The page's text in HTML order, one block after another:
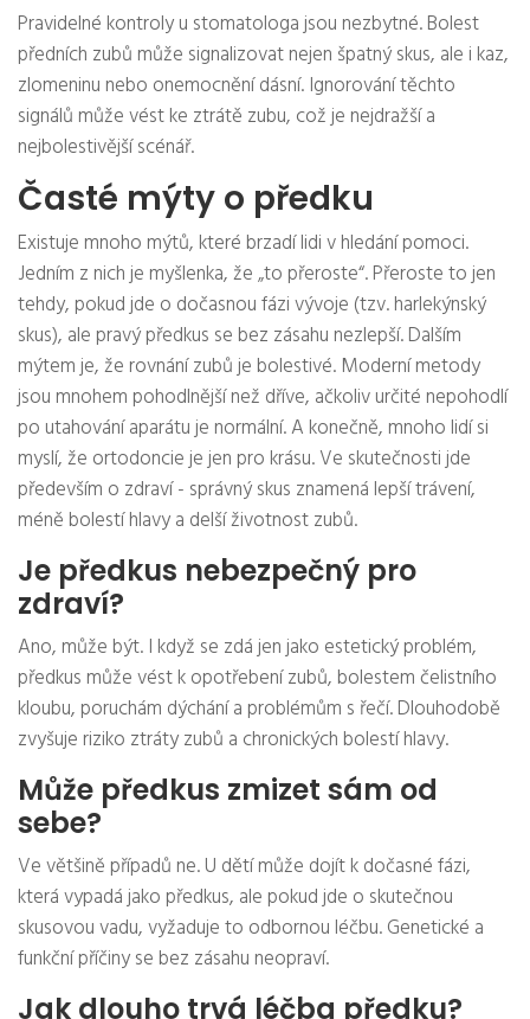
Pravidelné kontroly u stomatologa jsou nezbytné. Bolest
předních zubů může signalizovat nejen špatný skus, ale i kaz,
zlomeninu nebo onemocnění dásní. Ignorování těchto
signálů může vést ke ztrátě zubu, což je nejdražší a
nejbolestivější scénář.
Časté mýty o předku
Existuje mnoho mýtů, které brzadí lidi v hledání pomoci.
Jedním z nich je myšlenka, že „to přeroste“. Přeroste to jen
tehdy, pokud jde o dočasnou fázi vývoje (tzv. harlekýnský
skus), ale pravý předkus se bez zásahu nezlepší. Dalším
mýtem je, že rovnání zubů je bolestivé. Moderní metody
jsou mnohem pohodlnější než dříve, ačkoliv určité nepohodlí
po utahování aparátu je normální. A konečně, mnoho lidí si
myslí, že ortodoncie je jen pro krásu. Ve skutečnosti jde
především o zdraví - správný skus znamená lepší trávení,
méně bolestí hlavy a delší životnost zubů.
Je předkus nebezpečný pro
zdraví?
Ano, může být. I když se zdá jen jako estetický problém,
předkus může vést k opotřebení zubů, bolestem čelistního
kloubu, poruchám dýchání a problémům s řečí. Dlouhodobě
zvyšuje riziko ztráty zubů a chronických bolestí hlavy.
Může předkus zmizet sám od
sebe?
Ve většině případů ne. U dětí může dojít k dočasné fázi,
která vypadá jako předkus, ale pokud jde o skutečnou
skusovou vadu, vyžaduje to odbornou léčbu. Genetické a
funkční příčiny se bez zásahu neopraví.
Jak dlouho trvá léčba předku?